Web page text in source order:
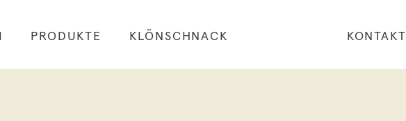
PRODUKTE KLÖNSCHNACK KONTAKT